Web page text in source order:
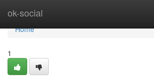
ok-social
Home
Home
1